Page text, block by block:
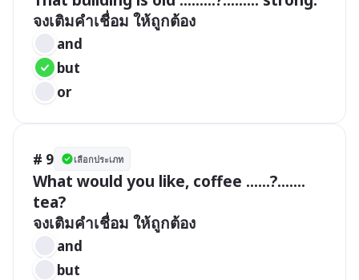
จงเติมคำเชื่อม ให้ถูกต้อง
and
but
or
# 9 เลือกประเภท
What would you like, coffee ......?.......
tea?
จงเติมคำเชื่อม ให้ถูกต้อง
and
but